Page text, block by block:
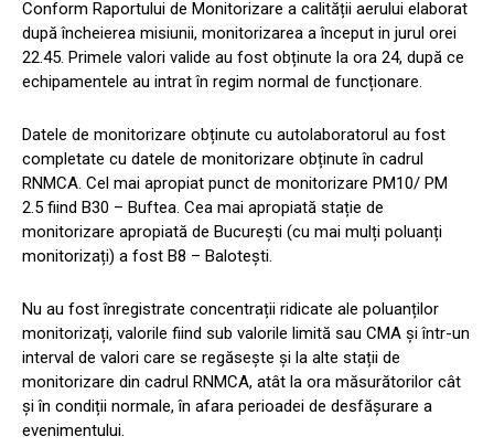
Conform Raportului de Monitorizare a calității aerului elaborat
după încheierea misiunii, monitorizarea a început in jurul orei
22.45. Primele valori valide au fost obținute la ora 24, după ce
echipamentele au intrat în regim normal de funcționare.
Datele de monitorizare obținute cu autolaboratorul au fost
completate cu datele de monitorizare obținute în cadrul
RNMCA. Cel mai apropiat punct de monitorizare PM10/ PM
2.5 fiind B30 – Buftea. Cea mai apropiată stație de
monitorizare apropiată de București (cu mai mulți poluanți
monitorizați) a fost B8 – Balotești.
Nu au fost înregistrate concentrații ridicate ale poluanților
monitorizați, valorile fiind sub valorile limită sau CMA și într-un
interval de valori care se regăsește și la alte stații de
monitorizare din cadrul RNMCA, atât la ora măsurătorilor cât
și în condiții normale, în afara perioadei de desfășurare a
evenimentului.